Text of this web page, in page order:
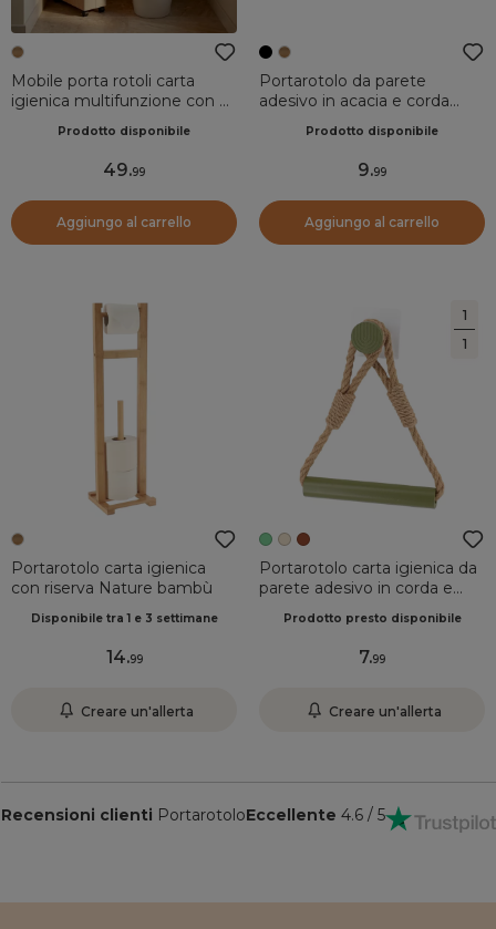
1
1
Mobile porta rotoli carta
igienica multifunzione con 2
NaturaleProdotto disponibile
49.99
Aggiungo al carrello
Portarotolo da parete
adesivo in acacia e corda
Prodotto disponibile
9.99
Aggiungo al carrello
Portarotolo carta igienica
con riserva Nature bambù
Disponibile tra 1 e 3 settimane
14.99
Creare un'allerta
Portarotolo carta igienica da
parete adesivo in corda e
olivaProdotto presto disponibile
7.99
Creare un'allerta
Recensioni clienti PortarotoloEccellente 4.6 / 5